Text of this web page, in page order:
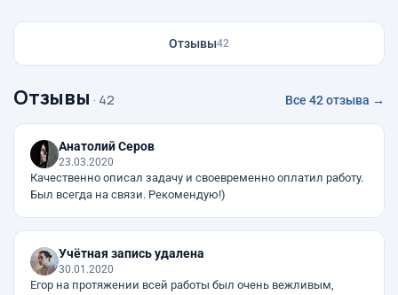
Отзывы42
Отзывы · 42 Все 42 отзыва →
Анатолий Серов
23.03.2020
Качественно описал задачу и своевременно оплатил работу.
Был всегда на связи. Рекомендую!)
Учётная запись удалена
30.01.2020
Егор на протяжении всей работы был очень вежливым,